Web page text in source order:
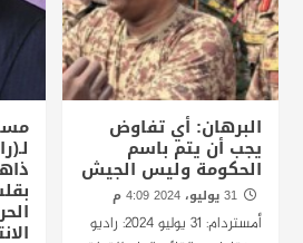
البرهان: أي تفاوض
يجب أن يتم باسم
الحكومة وليس الجيش
31 يوليو، 2024 4:09 م
أمستردام: 31 يوليو 2024: راديو